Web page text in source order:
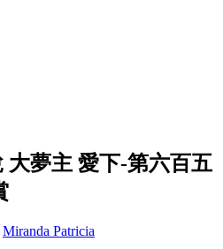
大夢主 愛下-第六百五
Miranda Patricia